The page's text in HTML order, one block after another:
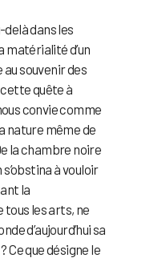
dans les
matérialité d’un
souvenir des
quête à
convie comme
nature même de
la chambre noire
s’obstina à vouloir
la
tous les arts, ne
d’aujourd’hui sa
Ce que désigne le